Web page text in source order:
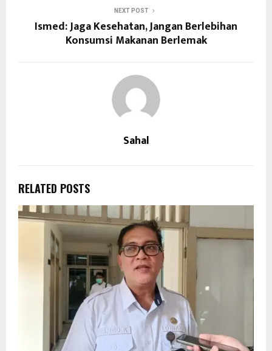
NEXT POST
Ismed: Jaga Kesehatan, Jangan Berlebihan
Konsumsi Makanan Berlemak
Sahal
RELATED POSTS